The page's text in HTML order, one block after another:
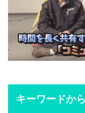
キーワードか